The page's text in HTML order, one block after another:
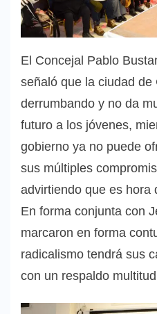
El Concejal Pablo
señaló que la ciudad de
derrumbando y no da
futuro a los jóvenes,
gobierno ya no puede
sus múltiples
advirtiendo que es hora
En forma conjunta con
marcaron en forma
radicalismo tendrá sus
con un respaldo